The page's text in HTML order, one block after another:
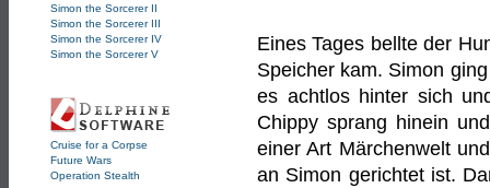
Simon the Sorcerer II
Simon the Sorcerer III
Simon the Sorcerer IV
Simon the Sorcerer V
Cruise for a Corpse
Future Wars
Operation Stealth
Eines Tages bellte der
Speicher kam. Simon
es achtlos hinter sich
Chippy sprang hinein
einer Art Märchenwelt
an Simon gerichtet ist.